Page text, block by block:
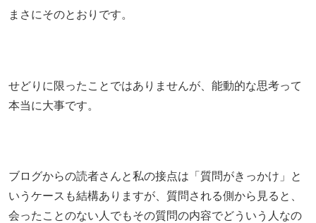
まさにそのとおりです。
せどりに限ったことではありませんが、能動的な思考って
本当に大事です。
ブログからの読者さんと私の接点は「質問がきっかけ」と
いうケースも結構ありますが、質問される側から見ると、
会ったことのない人でもその質問の内容でどういう人なの